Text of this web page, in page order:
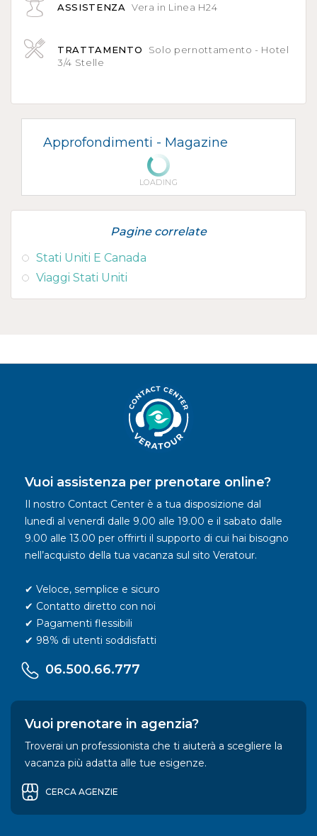
ASSISTENZA Vera in Linea H24
TRATTAMENTO
Solo pernottamento - Hotel
3/4 Stelle
Approfondimenti - Magazine
LOADING
Pagine correlate
Stati Uniti E Canada
Viaggi Stati Uniti
Vuoi assistenza per prenotare online?
Il nostro Contact Center è a tua disposizione dal
lunedì al venerdì dalle 9.00 alle 19.00 e il sabato dalle
9.00 alle 13.00 per offrirti il supporto di cui hai bisogno
nell’acquisto della tua vacanza sul sito Veratour.
✔ Veloce, semplice e sicuro
✔ Contatto diretto con noi
✔ Pagamenti flessibili
✔ 98% di utenti soddisfatti
06.500.66.777
Vuoi prenotare in agenzia?
Troverai un professionista che ti aiuterà a scegliere la
vacanza più adatta alle tue esigenze.
CERCA AGENZIE